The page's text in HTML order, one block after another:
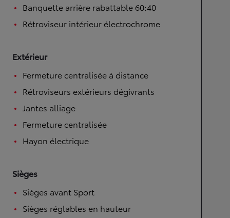
Banquette arrière rabattable 60:40
Rétroviseur intérieur électrochrome
Extérieur
Fermeture centralisée à distance
Rétroviseurs extérieurs dégivrants
Jantes alliage
Fermeture centralisée
Hayon électrique
Sièges
Sièges avant Sport
Sièges réglables en hauteur